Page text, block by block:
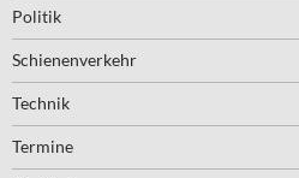
Politik
Schienenverkehr
Technik
Termine